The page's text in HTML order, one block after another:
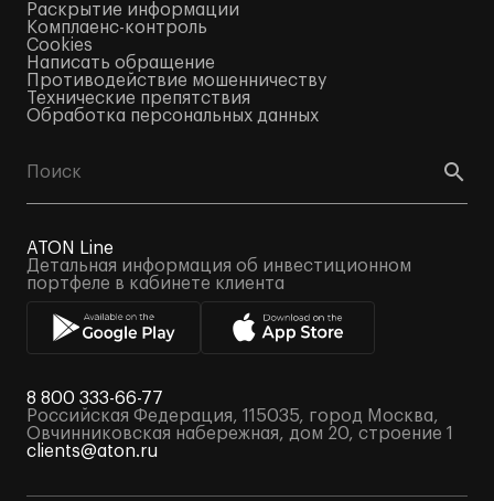
Раскрытие информации
Комплаенс-контроль
Cookies
Написать обращение
Противодействие мошенничеству
Технические препятствия
Обработка персональных данных
ATON Line
Детальная информация об инвестиционном
портфеле в кабинете клиента
8 800 333-66-77
Российская Федерация, 115035, город Москва,
Овчинниковская набережная, дом 20, строение 1
clients@aton.ru